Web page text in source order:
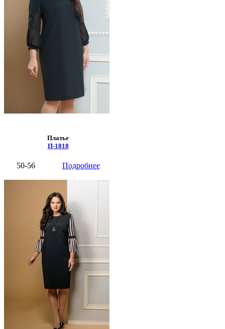
Платье
П-1818
50-56 Подробнее